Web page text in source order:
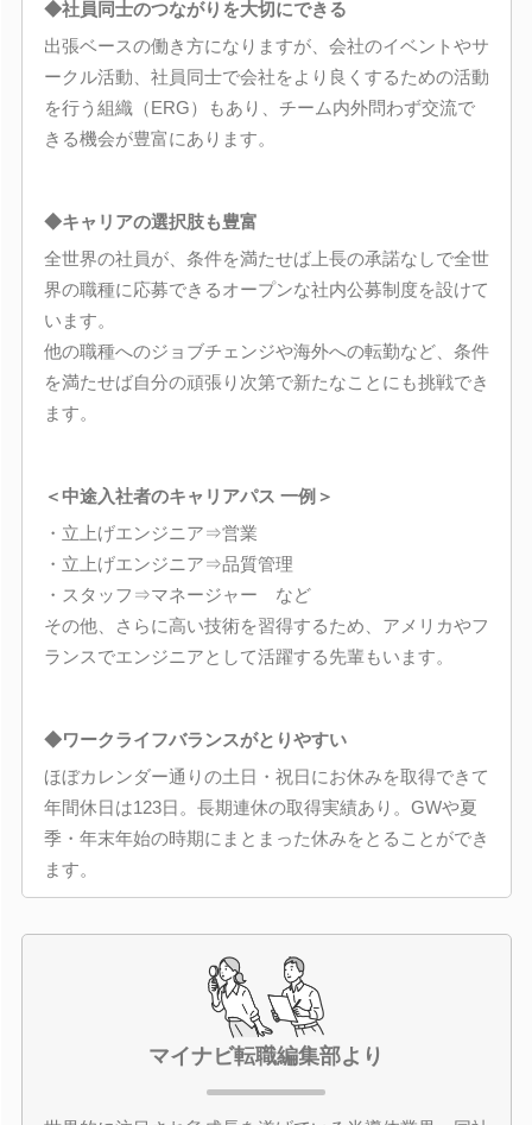
◆社員同士のつながりを大切にできる
出張ベースの働き方になりますが、会社のイベントやサ
ークル活動、社員同士で会社をより良くするための活動
を行う組織（ERG）もあり、チーム内外問わず交流で
きる機会が豊富にあります。
◆キャリアの選択肢も豊富
全世界の社員が、条件を満たせば上長の承諾なしで全世
界の職種に応募できるオープンな社内公募制度を設けて
います。
他の職種へのジョブチェンジや海外への転勤など、条件
を満たせば自分の頑張り次第で新たなことにも挑戦でき
ます。
＜中途入社者のキャリアパス 一例＞
・立上げエンジニア⇒営業
・立上げエンジニア⇒品質管理
・スタッフ⇒マネージャー など
その他、さらに高い技術を習得するため、アメリカやフ
ランスでエンジニアとして活躍する先輩もいます。
◆ワークライフバランスがとりやすい
ほぼカレンダー通りの土日・祝日にお休みを取得できて
年間休日は123日。長期連休の取得実績あり。GWや夏
季・年末年始の時期にまとまった休みをとることができ
ます。
マイナビ転職編集部より